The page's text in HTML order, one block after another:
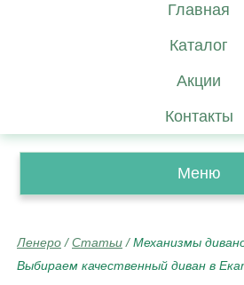
Главная
Каталог
Акции
Контакты
Меню
Ленеро /Статьи /Механизмы
Выбираем качественный диван в